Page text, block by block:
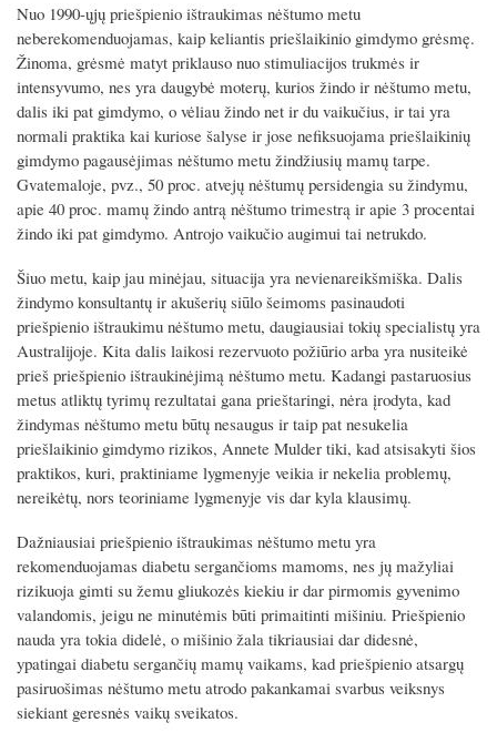
Nuo 1990-ųjų priešpienio ištraukimas nėštumo metu
neberekomenduojamas, kaip keliantis priešlaikinio gimdymo grėsmę.
Žinoma, grėsmė matyt priklauso nuo stimuliacijos trukmės ir
intensyvumo, nes yra daugybė moterų, kurios žindo ir nėštumo metu,
dalis iki pat gimdymo, o vėliau žindo net ir du vaikučius, ir tai yra
normali praktika kai kuriose šalyse ir jose nefiksuojama priešlaikinių
gimdymo pagausėjimas nėštumo metu žindžiusių mamų tarpe.
Gvatemaloje, pvz., 50 proc. atvejų nėštumų persidengia su žindymu,
apie 40 proc. mamų žindo antrą nėštumo trimestrą ir apie 3 procentai
žindo iki pat gimdymo. Antrojo vaikučio augimui tai netrukdo.
Šiuo metu, kaip jau minėjau, situacija yra nevienareikšmiška. Dalis
žindymo konsultantų ir akušerių siūlo šeimoms pasinaudoti
priešpienio ištraukimu nėštumo metu, daugiausiai tokių specialistų yra
Australijoje. Kita dalis laikosi rezervuoto požiūrio arba yra nusiteikė
prieš priešpienio ištraukinėjimą nėštumo metu. Kadangi pastaruosius
metus atliktų tyrimų rezultatai gana prieštaringi, nėra įrodyta, kad
žindymas nėštumo metu būtų nesaugus ir taip pat nesukelia
priešlaikinio gimdymo rizikos, Annete Mulder tiki, kad atsisakyti šios
praktikos, kuri, praktiniame lygmenyje veikia ir nekelia problemų,
nereikėtų, nors teoriniame lygmenyje vis dar kyla klausimų.
Dažniausiai priešpienio ištraukimas nėštumo metu yra
rekomenduojamas diabetu sergančioms mamoms, nes jų mažyliai
rizikuoja gimti su žemu gliukozės kiekiu ir dar pirmomis gyvenimo
valandomis, jeigu ne minutėmis būti primaitinti mišiniu. Priešpienio
nauda yra tokia didelė, o mišinio žala tikriausiai dar didesnė,
ypatingai diabetu sergančių mamų vaikams, kad priešpienio atsargų
pasiruošimas nėštumo metu atrodo pakankamai svarbus veiksnys
siekiant geresnės vaikų sveikatos.